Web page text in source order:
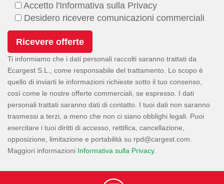
Accetto l'Informativa sulla Privacy
Desidero ricevere comunicazioni commerciali
Ti informiamo che i dati personali raccolti saranno trattati da
Ecargest S.L., come responsabile del trattamento. Lo scopo è
quello di inviarti le informazioni richieste sotto il tuo consenso,
così come le nostre offerte commerciali, se espresso. I dati
personali trattati saranno dati di contatto. I tuoi dati non saranno
trasmessi a terzi, a meno che non ci siano obblighi legali. Puoi
esercitare i tuoi diritti di accesso, rettifica, cancellazione,
opposizione, limitazione e portabilità su
Maggiori informazioni Informativa sulla Privacy.